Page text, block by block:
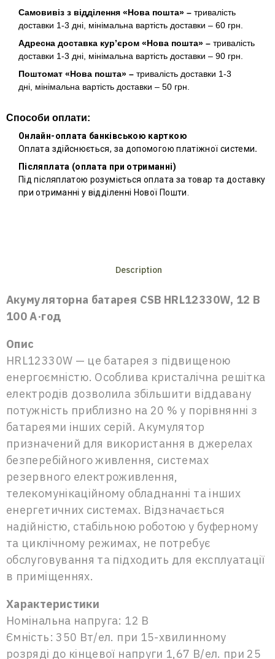
Самовивіз з відділення «Нова пошта» – тривалість
доставки 1-3 дні, мінімальна вартість доставки – 60 грн.
Адресна доставка кур’єром «Нова пошта» – тривалість
доставки 1-3 дні, мінімальна вартість доставки – 90 грн.
Поштомат «Нова пошта» – тривалість доставки 1-3
дні, мінімальна вартість доставки – 50 грн.
Способи оплати:
Онлайн-оплата банківською карткою
Оплата здійснюється, за допомогою платіжної системи.
Післяплата (оплата при отриманні)
Під післяплатою розуміється оплата за товар та доставку
при отриманні у відділенні Нової Пошти.
Description
Акумуляторна батарея CSB HRL12330W, 12 В
100 А·год
Опис
HRL12330W — це батарея з підвищеною
енергоємністю. Особлива кристалічна решітка
електродів дозволила збільшити віддавану
потужність приблизно на 20 % у порівнянні з
батареями інших серій. Акумулятор
призначений для використання в джерелах
безперебійного живлення, системах
резервного електроживлення,
телекомунікаційному обладнанні та інших
енергетичних системах. Відзначається
надійністю, стабільною роботою у буферному
та циклічному режимах, не потребує
обслуговування та підходить для експлуатації
в приміщеннях.
Характеристики
Номінальна напруга: 12 В
Ємність: 350 Вт/ел. при 15-хвилинному
розряді до кінцевої напруги 1,67 В/ел. при 25